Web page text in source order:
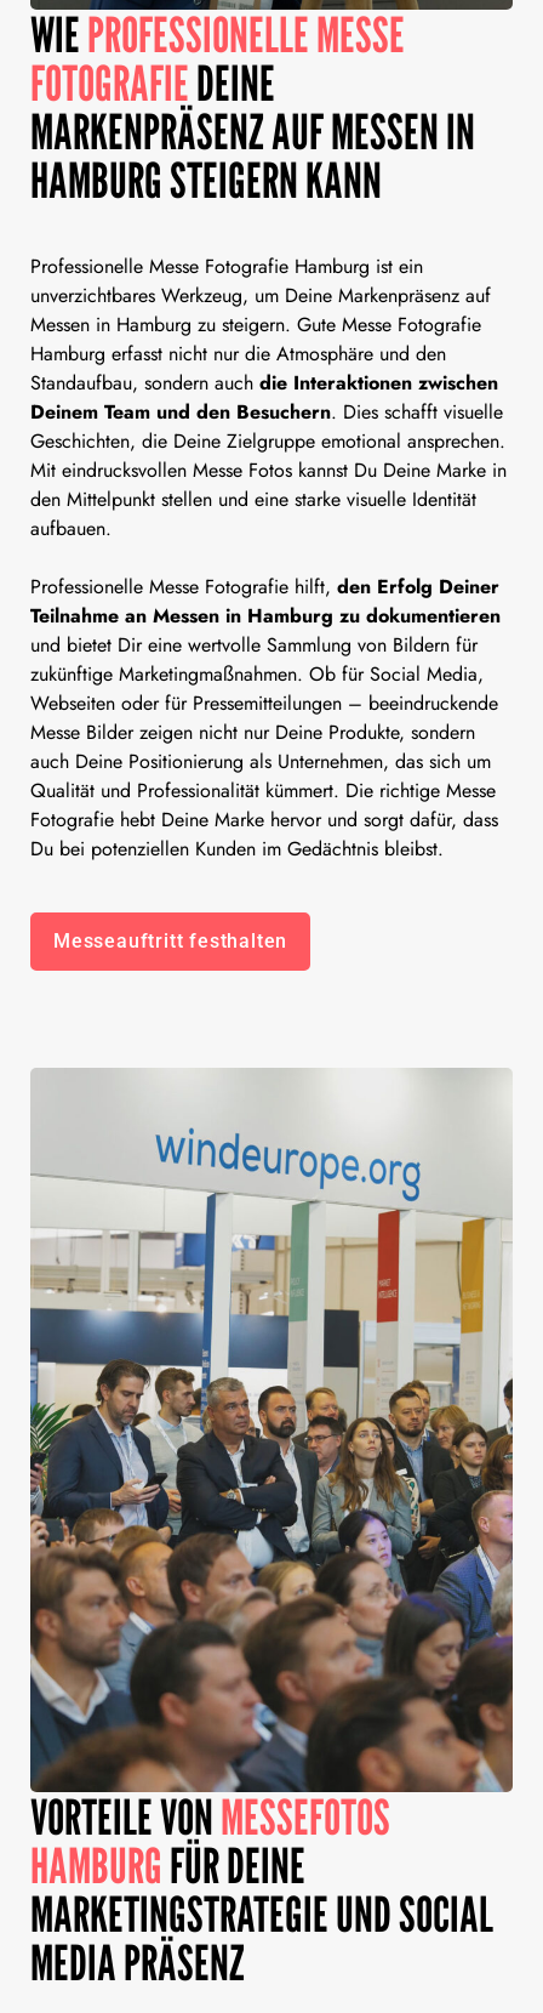
WIEPROFESSIONELLE MESSE
FOTOGRAFIEDEINE
MARKENPRÄSENZ AUF MESSEN IN
HAMBURG STEIGERN KANN
Professionelle Messe Fotografie Hamburg ist ein
unverzichtbares Werkzeug, um Deine Markenpräsenz auf
Messen in Hamburg zu steigern. Gute Messe Fotografie
Hamburg erfasst nicht nur die Atmosphäre und den
Standaufbau, sondern auch die Interaktionen zwischen
Deinem Team und den Besuchern. Dies schafft visuelle
Geschichten, die Deine Zielgruppe emotional ansprechen.
Mit eindrucksvollen Messe Fotos kannst Du Deine Marke in
den Mittelpunkt stellen und eine starke visuelle Identität
aufbauen.
Professionelle Messe Fotografie hilft, den Erfolg Deiner
Teilnahme an Messen in Hamburg zu dokumentieren
und bietet Dir eine wertvolle Sammlung von Bildern für
zukünftige Marketingmaßnahmen. Ob für Social Media,
Webseiten oder für Pressemitteilungen – beeindruckende
Messe Bilder zeigen nicht nur Deine Produkte, sondern
auch Deine Positionierung als Unternehmen, das sich um
Qualität und Professionalität kümmert. Die richtige Messe
Fotografie hebt Deine Marke hervor und sorgt dafür, dass
Du bei potenziellen Kunden im Gedächtnis bleibst.
Messeauftritt festhalten
VORTEILE VONMESSEFOTOS
HAMBURGFÜR DEINE
MARKETINGSTRATEGIE UND SOCIAL
MEDIA PRÄSENZ